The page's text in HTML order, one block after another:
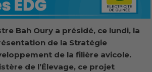
Bah Oury a présidé, ce lundi, la
de la Stratégie
de la filière avicole.
de l’Élevage, ce projet